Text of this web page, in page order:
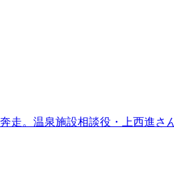
。温泉施設相談役・上西進さ